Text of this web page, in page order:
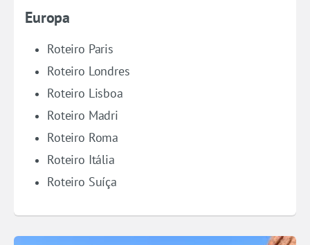
Europa
Roteiro Paris
Roteiro Londres
Roteiro Lisboa
Roteiro Madri
Roteiro Roma
Roteiro Itália
Roteiro Suíça